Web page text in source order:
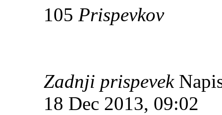
105 Prispevkov
Zadnji prispevek
18 Dec 2013, 09:02